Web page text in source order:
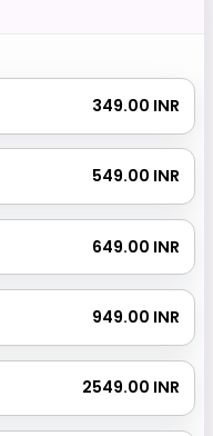
₹ 349.00 INR
₹ 549.00 INR
₹ 649.00 INR
₹ 949.00 INR
₹ 2549.00 INR